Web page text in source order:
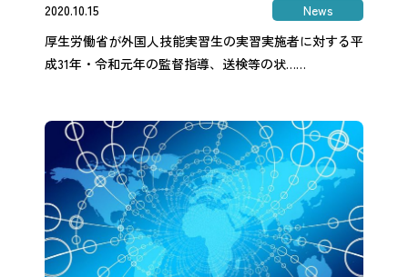
2020.10.15
News
厚生労働省が外国人技能実習生の実習実施者に対する平
成31年・令和元年の監督指導、送検等の状……